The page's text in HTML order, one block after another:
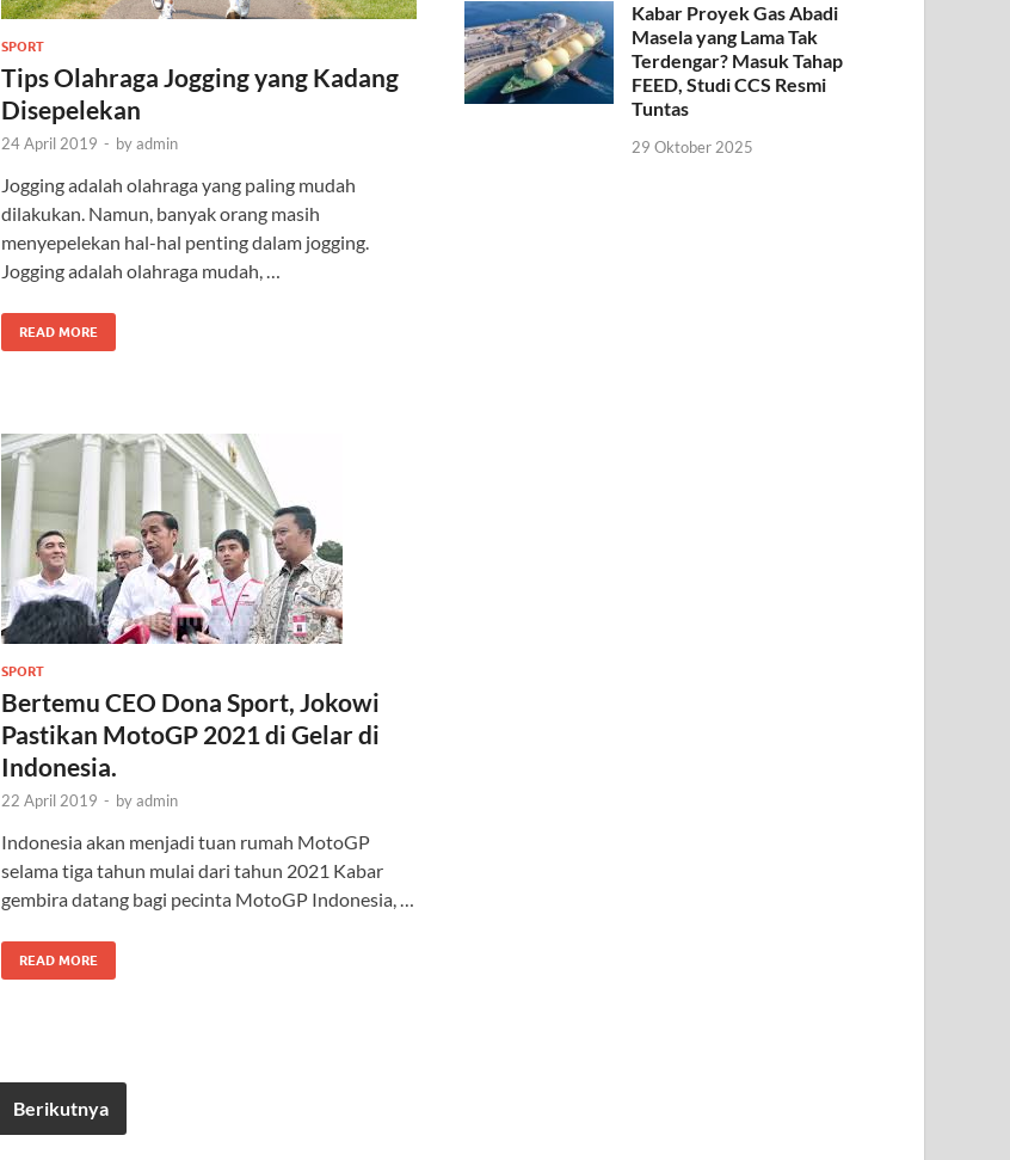
SPORT
Tips Olahraga Jogging yang Kadang
Disepelekan
24 April 2019 - byadmin
Jogging adalah olahraga yang paling mudah
dilakukan. Namun, banyak orang masih
menyepelekan hal-hal penting dalam jogging.
Jogging adalah olahraga mudah, …
READ MORE
SPORT
Bertemu CEO Dona Sport, Jokowi
Pastikan MotoGP 2021 di Gelar di
Indonesia.
22 April 2019 - byadmin
Indonesia akan menjadi tuan rumah MotoGP
selama tiga tahun mulai dari tahun 2021 Kabar
gembira datang bagi pecinta MotoGP Indonesia, …
READ MORE
Berikutnya
Kabar Proyek Gas Abadi
Masela yang Lama Tak
Terdengar? Masuk Tahap
FEED, Studi CCS Resmi
Tuntas
29 Oktober 2025